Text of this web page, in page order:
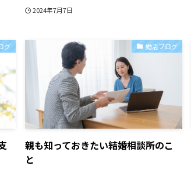
2024年7月7日
グ 婚活ブログ
親も知っておきたい結婚相談所のこ
と